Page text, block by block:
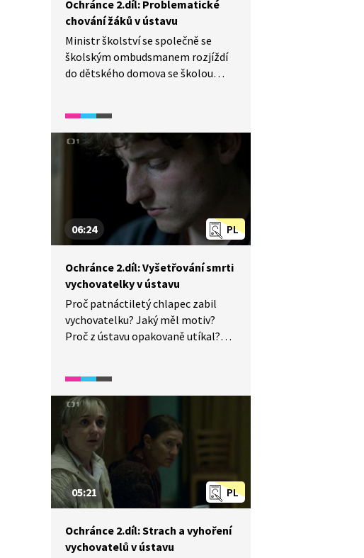
Ochránce 2.díl: Problematické
chování žáků v ústavu
Ministr školství se společně se
školským ombudsmanem rozjíždí
do dětského domova se školou
tu na denním pořádku. Všemi ale
otřese zpráva, že ve zdejším ústavu
patnáctiletý chlapec zabil svou
vychovatelku.
PL
06:24
Ochránce 2.díl: Vyšetřování smrti
vychovatelky v ústavu
Proč patnáctiletý chlapec zabil
vychovatelku? Jaký měl motiv?
Proč z ústavu opakovaně utíkal?
a zjišťuje další skutečnosti spojené
se sexuálním násilím v ústavu.
PL
05:21
Ochránce 2.díl: Strach a vyhoření
vychovatelů v ústavu